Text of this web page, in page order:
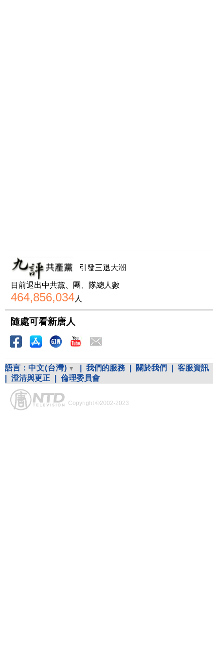
引發三退大潮
目前退出中共黨、團、隊總人數
464,856,034人
隨處可看新唐人
語言： 中文(台灣) 我們的服務 關於我們
客服資訊
澄清與更正 倫理委員會
Copyright ©2002-2023